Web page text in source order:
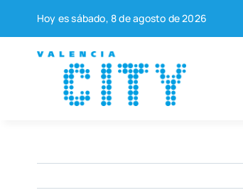
contenido
Hoy es sába­do, 8 de agos­to de 2026